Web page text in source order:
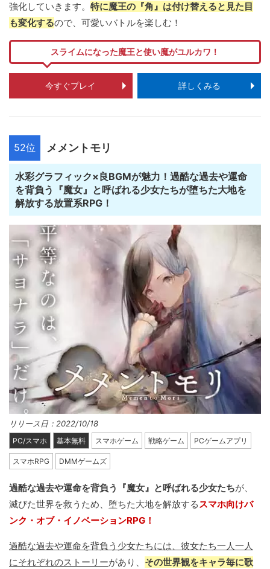
強化していきます。 特に魔王の『角』は付け替えると見た目
も変化するので、可愛いバトルを楽しむ！
スライムになった魔王と使い魔がユルカワ！
今すぐプレイ 詳しくみる
52位 メメントモリ
水彩グラフィック×良BGMが魅力！過酷な過去や運命
を背負う『魔女』と呼ばれる少女たちが堕ちた大地を
解放する放置系RPG！
リリース日：2022/10/18
PC/スマホ 基本無料 スマホゲーム 戦略ゲーム PCゲームアプリ
スマホRPG DMMゲームズ
過酷な過去や運命を背負う『魔女』と呼ばれる少女たちが、
滅びた世界を救うため、堕ちた大地を解放するスマホ向けバ
ンク・オブ・イノベーションRPG！
過酷な過去や運命を背負う少女たちには、彼女たち一人一人
にそれぞれのストーリーがあり、 その世界観をキャラ毎に歌